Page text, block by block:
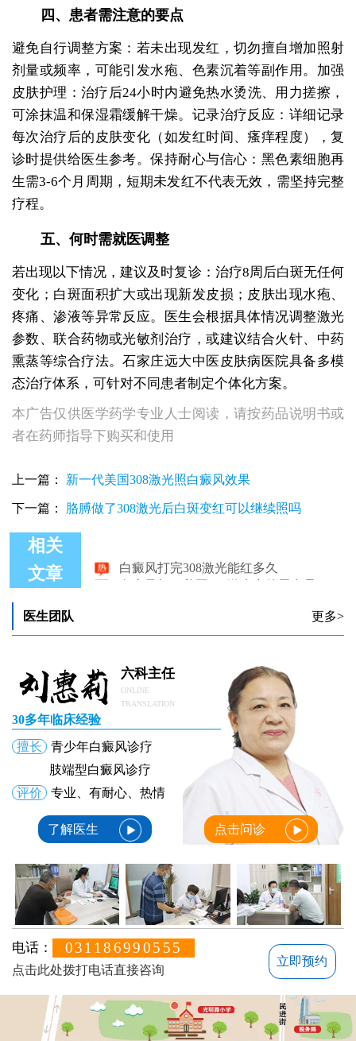
四、患者需注意的要点
避免自行调整方案：若未出现发红，切勿擅自增加照射
剂量或频率，可能引发水疱、色素沉着等副作用。加强
皮肤护理：治疗后24小时内避免热水烫洗、用力搓擦，
可涂抹温和保湿霜缓解干燥。记录治疗反应：详细记录
每次治疗后的皮肤变化（如发红时间、瘙痒程度），复
诊时提供给医生参考。保持耐心与信心：黑色素细胞再
生需3-6个月周期，短期未发红不代表无效，需坚持完整
疗程。
五、何时需就医调整
若出现以下情况，建议及时复诊：治疗8周后白斑无任何
变化；白斑面积扩大或出现新发皮损；皮肤出现水疱、
疼痛、渗液等异常反应。医生会根据具体情况调整激光
参数、联合药物或光敏剂治疗，或建议结合火针、中药
熏蒸等综合疗法。石家庄远大中医皮肤病医院具备多模
态治疗体系，可针对不同患者制定个体化方案。
本广告仅供医学药学专业人士阅读，请按药品说明书或
者在药师指导下购买和使用
上一篇： 新一代美国308激光照白癜风效果
下一篇： 胳膊做了308激光后白斑变红可以继续照吗
相关
文章
白癜风打了美国308激光出的黑点是什么样的
医生团队 更多>
六科主任
ONLINE
TRANSLATION
30多年临床经验
擅长
青少年白癜风诊疗
肢端型白癜风诊疗
评价
专业、有耐心、热情
了解医生 点击问诊
电话： 031186990555
点击此处拨打电话直接咨询
立即预约